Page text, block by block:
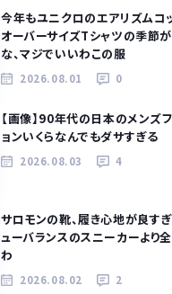
今年もユニクロのエアリズムコ
オーバーサイズTシャツの季節
な、マジでいいわこの服
2026.08.01 0
【画像】90年代の日本のメンズ
ョンいくらなんでもダサすぎる
2026.08.03 4
サロモンの靴、履き心地が良す
ューバランスのスニーカーより
わ
2026.08.02 2